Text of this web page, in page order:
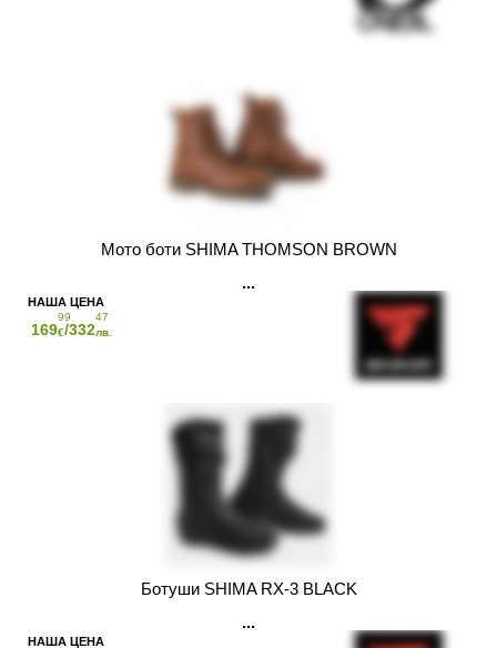
Мото боти SHIMA THOMSON BROWN
169
99
€/332
47
лв.
Ботуши SHIMA RX-3 BLACK